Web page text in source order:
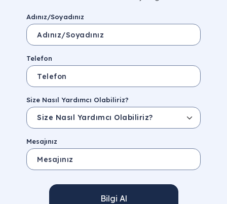
Adınız/Soyadınız
Telefon
Size Nasıl Yardımcı Olabiliriz?
Mesajınız
Bilgi Al